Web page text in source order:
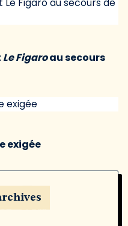
Le Figaroau secours
exigée